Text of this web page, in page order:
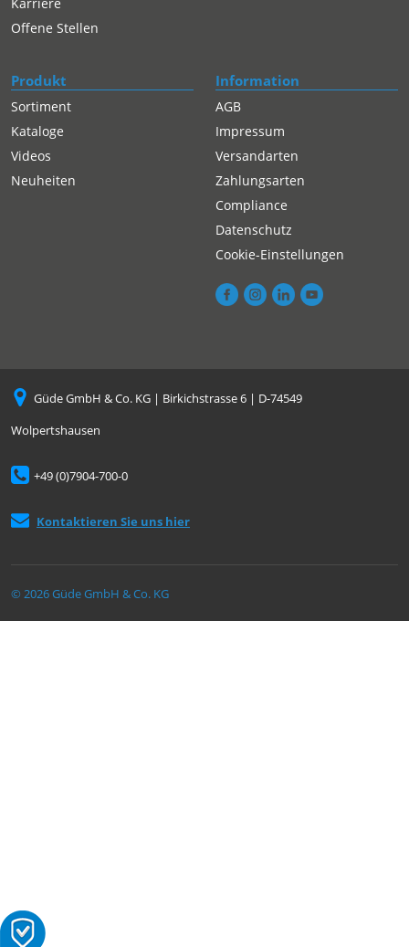
Karriere
Offene Stellen
Produkt
Sortiment
Kataloge
Videos
Neuheiten
Information
AGB
Impressum
Versandarten
Zahlungsarten
Compliance
Datenschutz
Cookie-Einstellungen
Güde GmbH & Co. KG | Birkichstrasse 6 | D-74549
Wolpertshausen
+49 (0)7904-700-0
Kontaktieren Sie uns hier
© 2026 Güde GmbH & Co. KG